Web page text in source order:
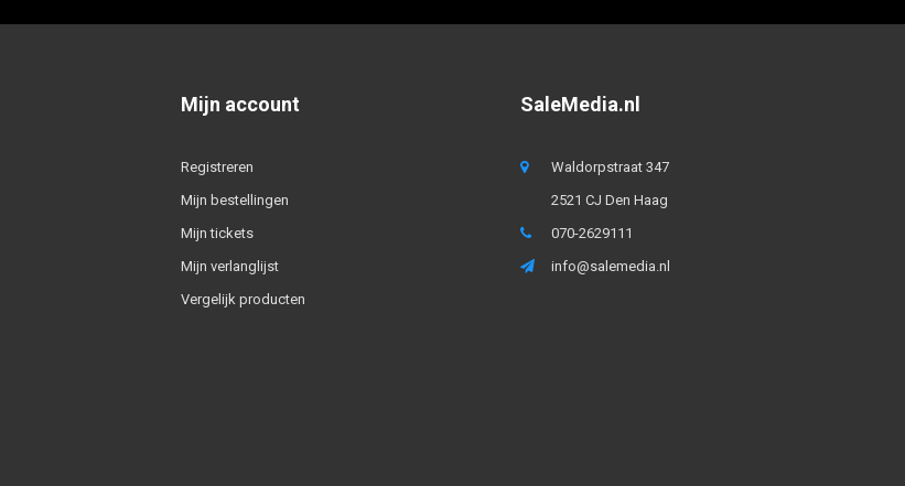
Mijn account
Registreren
Mijn bestellingen
Mijn tickets
Mijn verlanglijst
Vergelijk producten
SaleMedia.nl
Waldorpstraat 347
2521 CJ Den Haag
070-2629111
info@salemedia.nl